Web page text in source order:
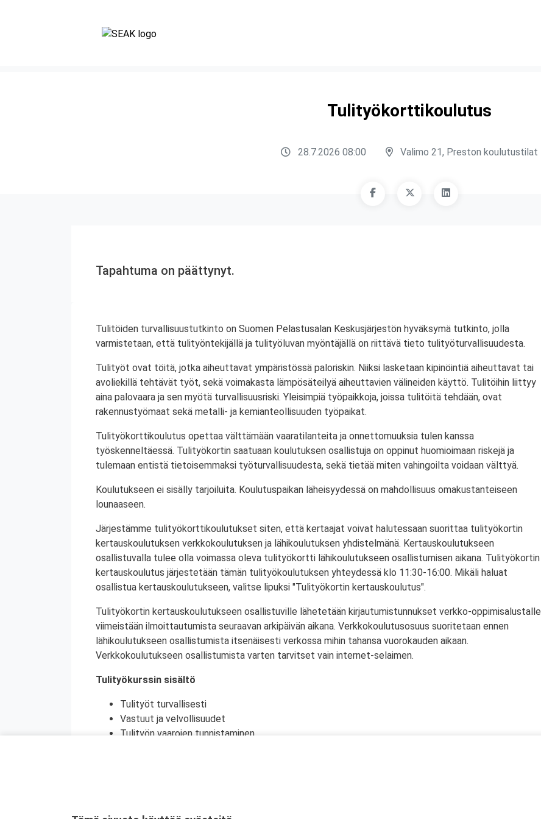
Tulityökorttikoulutus
28.7.2026 08:00 Valimo 21, Preston koulutustilat
Tapahtuma on päättynyt.
Tulitöiden turvallisuustutkinto on Suomen Pelastusalan Keskusjärjestön hyväksymä tutkinto, jolla
varmistetaan, että tulityöntekijällä ja tulityöluvan myöntäjällä on riittävä tieto tulityöturvallisuudesta.
Tulityöt ovat töitä, jotka aiheuttavat ympäristössä paloriskin. Niiksi lasketaan kipinöintiä aiheuttavat tai
avoliekillä tehtävät työt, sekä voimakasta lämpösäteilyä aiheuttavien välineiden käyttö. Tulitöihin liittyy
aina palovaara ja sen myötä turvallisuusriski. Yleisimpiä työpaikkoja, joissa tulitöitä tehdään, ovat
rakennustyömaat sekä metalli- ja kemianteollisuuden työpaikat.
Tulityökorttikoulutus opettaa välttämään vaaratilanteita ja onnettomuuksia tulen kanssa
työskenneltäessä. Tulityökortin saatuaan koulutuksen osallistuja on oppinut huomioimaan riskejä ja
tulemaan entistä tietoisemmaksi työturvallisuudesta, sekä tietää miten vahingoilta voidaan välttyä.
Koulutukseen ei sisälly tarjoiluita. Koulutuspaikan läheisyydessä on mahdollisuus omakustanteiseen
lounaaseen.
Järjestämme tulityökorttikoulutukset siten, että kertaajat voivat halutessaan suorittaa tulityökortin
kertauskoulutuksen verkkokoulutuksen ja lähikoulutuksen yhdistelmänä. Kertauskoulutukseen
osallistuvalla tulee olla voimassa oleva tulityökortti lähikoulutukseen osallistumisen aikana. Tulityökortin
kertauskoulutus järjestetään tämän tulityökoulutuksen yhteydessä klo 11:30-16:00. Mikäli haluat
osallistua kertauskoulutukseen, valitse lipuksi "Tulityökortin kertauskoulutus".
Tulityökortin kertauskoulutukseen osallistuville lähetetään kirjautumistunnukset verkko-oppimisalustalle
viimeistään ilmoittautumista seuraavan arkipäivän aikana. Verkkokoulutusosuus suoritetaan ennen
lähikoulutukseen osallistumista itsenäisesti verkossa mihin tahansa vuorokauden aikaan.
Verkkokoulutukseen osallistumista varten tarvitset vain internet-selaimen.
Tulityökurssin sisältö
Tulityöt turvallisesti
Vastuut ja velvollisuudet
Tulityön vaarojen tunnistaminen
Tulityökortti on voimassa viisi vuotta. Tulityökortti on voimassa Suomen lisäksi myös Norjassa ja